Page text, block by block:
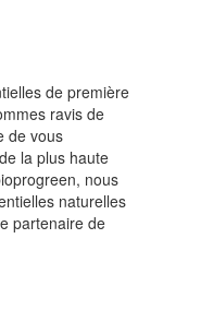
de première
ravis de
de vous
la plus haute
nous
naturelles
partenaire de